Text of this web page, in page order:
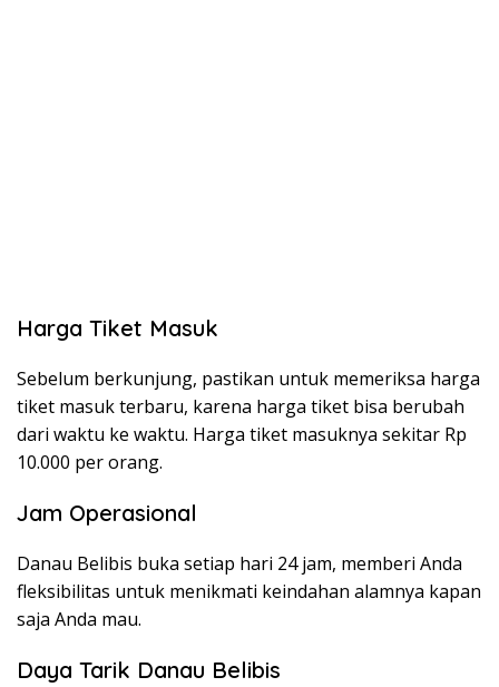
Harga Tiket Masuk
Sebelum berkunjung, pastikan untuk memeriksa harga
tiket masuk terbaru, karena harga tiket bisa berubah
dari waktu ke waktu. Harga tiket masuknya sekitar Rp
10.000 per orang.
Jam Operasional
Danau Belibis buka setiap hari 24 jam, memberi Anda
fleksibilitas untuk menikmati keindahan alamnya kapan
saja Anda mau.
Daya Tarik Danau Belibis